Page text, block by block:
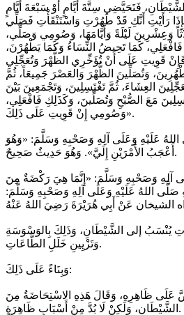
فَتَحَيَّضِي سِتَّةَ أَيَّامٍ أَوْ سَبْعَةَ أَيَّامٍ
رَأَيْتِ أَنَّكِ قَدْ طَهُرْتِ وَاسْتَنْقَأْتِ فَصَلِّي
وَعِشْرِينَ لَيْلَةً وَأَيَّامَهَا، وَصُومِي وَصَلِّي،
كَمَا تَحِيضُ النِّسَاءُ وَكَمَا يَطْهُرْنَ،
قَوِيتِ عَلَى أَنْ تُؤَخِّرِي الظُّهْرَ وَتُعَجِّلِي
وَتُصَلِّينَ الظُّهْرَ وَالعَصْرَ جَمِيعَاً، ثُمَّ
العِشَاءَ، ثُمَّ تَغْتَسِلِينَ، وَتَجْمَعِينَ بَيْنَ
مَعَ الصُّبْحِ وَتُصَلِّينَ، وَكَذَلِكِ فَافْعَلِي،
وَصُومِي إِنْ قَوِيتِ عَلَى ذَلِكَ».
عَلَيْهِ وَعَلَى آلِهِ وَصَحْبِهِ وَسَلَّمَ: «وَهُوَ
أَعْجَبُ الأَمْرَيْنِ إِلَيَّ». وَهُوَ حَدِيثٌ صَحِيحٌ.
آلِهِ وَصَحْبِهِ وَسَلَّمَ: «إِنَّمَا هِيَ رَكْضَةٌ مِنَ
صَلَّى اللهُ عَلَيْهِ وَعَلَى آلِهِ وَصَحْبِهِ وَسَلَّمَ:
يُنْسَبُ إلى الشَّيْطَانِ، وَذَلِكَ بِالوَسْوَسَةِ
وَتَزْيِينِ خَلَلِ الطَّاعَاتِ.
وَبِنَاءً عَلَى ذَلِكَ:
عَلَى ظَاهِرِهِ، وَقَالَ هَذِهِ الاسْتِحَاضَةُ مِنَ
الشَّيْطَانِ، وَلَكِنْ لَا بُدَّ مِنْ أَسْبَابٍ ظَاهِرَةٍ.